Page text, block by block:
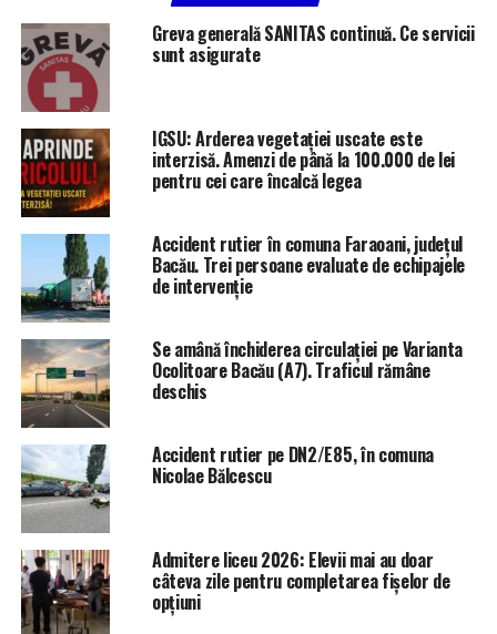
Greva generală SANITAS continuă. Ce servicii
sunt asigurate
IGSU: Arderea vegetației uscate este
interzisă. Amenzi de până la 100.000 de lei
pentru cei care încalcă legea
Accident rutier în comuna Faraoani, județul
Bacău. Trei persoane evaluate de echipajele
de intervenție
Se amână închiderea circulației pe Varianta
Ocolitoare Bacău (A7). Traficul rămâne
deschis
Accident rutier pe DN2/E85, în comuna
Nicolae Bălcescu
Admitere liceu 2026: Elevii mai au doar
câteva zile pentru completarea fișelor de
opțiuni